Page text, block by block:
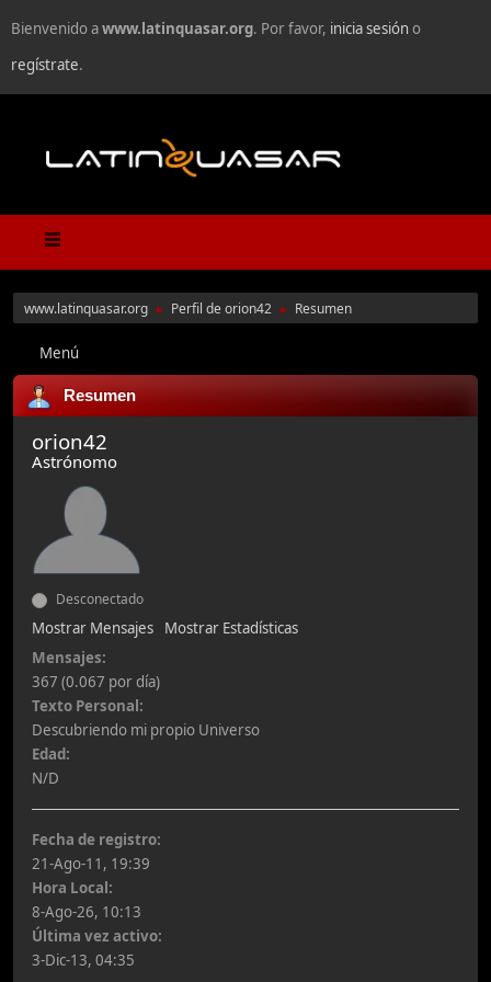
Bienvenido awww.latinquasar.org. Por favor, inicia sesióno
regístrate.
www.latinquasar.org ► Perfil de orion42 ► Resumen
Menú
Resumen
orion42
Astrónomo
Desconectado
Mostrar Mensajes
Mostrar Estadísticas
Mensajes:
367 (0.067 por día)
Texto Personal:
Descubriendo mi propio Universo
Edad:
N/D
Fecha de registro:
21-Ago-11, 19:39
Hora Local:
8-Ago-26, 10:13
Última vez activo:
3-Dic-13, 04:35